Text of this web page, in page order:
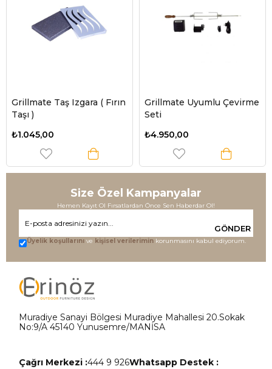
Grillmate Taş Izgara ( Fırın
Taşı )
₺1.045,00
Grillmate Uyumlu Çevirme
Seti
₺4.950,00
Size Özel Kampanyalar
Hemen Kayıt Ol Fırsatlardan Önce Sen Haberdar Ol!
GÖNDER
Üyelik koşullarını ve kişisel verilerimin korunmasını kabul ediyorum.
Muradiye Sanayi Bölgesi Muradiye Mahallesi 20.Sokak
No:9/A 45140 Yunusemre/MANİSA
Çağrı Merkezi :444 9 926Whatsapp Destek :